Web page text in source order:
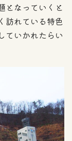
となっていくと
訪れている特色
ていかれたらい